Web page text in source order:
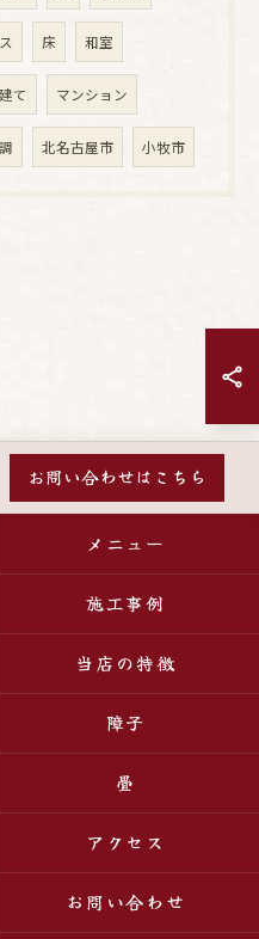
床 和室
て マンション
北名古屋市 小牧市
お問い合わせはこちら
メニュー
施工事例
当店の特徴
障子
畳
アクセス
お問い合わせ